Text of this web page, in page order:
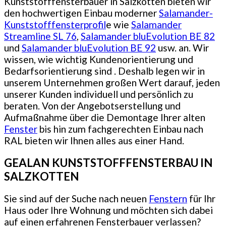
den hochwertigen Einbau modernerSalamander-
Kunststofffensterprofile wie Salamander
Streamline SL 76, Salamander bluEvolution BE 82
und Salamander bluEvolution BE 92 usw. an. Wir
wissen, wie wichtig Kundenorientierung und
Bedarfsorientierung sind . Deshalb legen wir in
unserem Unternehmen großen Wert darauf, jeden
unserer Kunden individuell und persönlich zu
beraten. Von der Angebotserstellung und
Aufmaßnahme über die Demontage Ihrer alten
Fenster bis hin zum fachgerechten Einbau nach
RAL bieten wir Ihnen alles aus einer Hand.
GEALAN KUNSTSTOFFFENSTERBAU IN
SALZKOTTEN
Sie sind auf der Suche nach neuen Fenstern für Ihr
Haus oder Ihre Wohnung und möchten sich dabei
auf einen erfahrenen Fensterbauer verlassen?